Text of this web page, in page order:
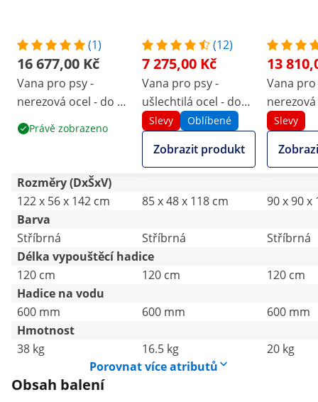
(1)
16 677,00 Kč
Vana pro psy -
nerezová ocel - do 60
kg - s rampou
Právě zobrazeno
(12)
7 275,00 Kč
Vana pro psy -
ušlechtilá ocel - do
60 kg
Slevy Oblíbené
Zobrazit produkt
13
Vana pro
kg - se
Slevy
Rozměry (DxŠxV)
122 x 56 x 142 cm
85 x 48 x 118 cm
90 x 90 x
Barva
Stříbrná
Stříbrná
Stříbrná
Délka vypouštěcí hadice
120 cm
120 cm
120 cm
Hadice na vodu
600 mm
600 mm
600 mm
Hmotnost
38 kg
16.5 kg
20 kg
Porovnat více atributů
Obsah balení